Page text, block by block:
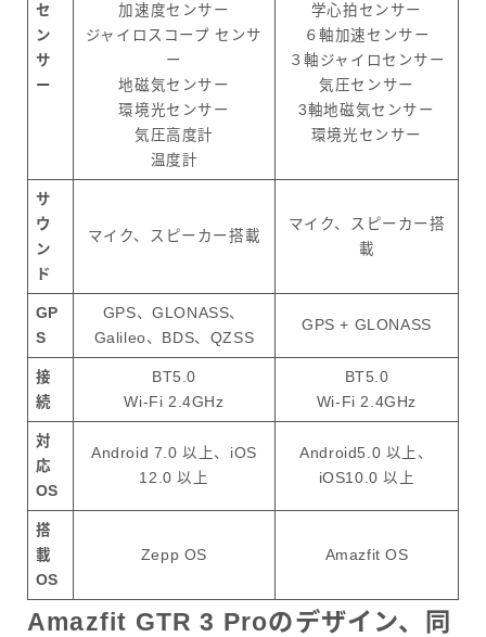
セ
ン
サ
ー
加速度センサー
ジャイロスコープ センサ
ー
地磁気センサー
環境光センサー
気圧高度計
温度計
学心拍センサー
６軸加速センサー
３軸ジャイロセンサー
気圧センサー
3軸地磁気センサー
環境光センサー
サ
ウ
ン
ド
マイク、スピーカー搭載
マイク、スピーカー搭
載
GP
S
GPS、GLONASS、
Galileo、BDS、QZSS
GPS + GLONASS
接
続
BT5.0
Wi-Fi 2.4GHz
BT5.0
Wi-Fi 2.4GHz
対
応
OS
Android 7.0 以上、iOS
12.0 以上
Android5.0 以上、
iOS10.0 以上
搭
載
OS
Zepp OS Amazfit OS
Amazfit GTR 3 Proのデザイン、同